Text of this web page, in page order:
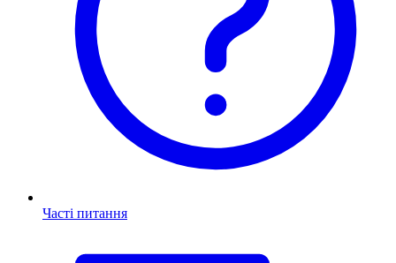
Часті питання